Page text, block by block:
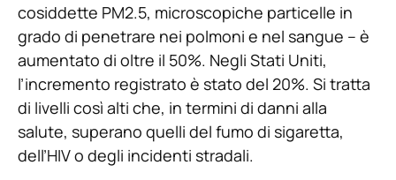
cosiddette PM2.5, microscopiche particelle in
grado di penetrare nei polmoni e nel sangue – è
aumentato di oltre il 50%. Negli Stati Uniti,
l’incremento registrato è stato del 20%. Si tratta
di livelli così alti che, in termini di danni alla
salute, superano quelli del fumo di sigaretta,
dell’HIV o degli incidenti stradali.